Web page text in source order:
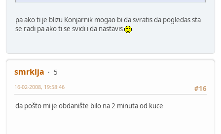
pa ako ti je blizu Konjarnik mogao bi da svratis da pogledas sta
se radi pa ako ti se svidi i da nastavis
smrklja
5
#16
16-02-2008, 19:58:46
da pošto mi je obdanište bilo na 2 minuta od kuce